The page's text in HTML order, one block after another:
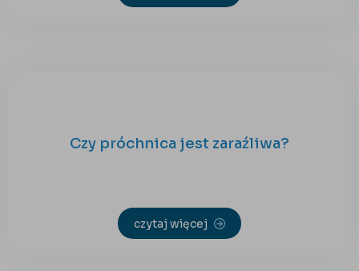
Czy próchnica jest zaraźliwa?
czytaj więcej